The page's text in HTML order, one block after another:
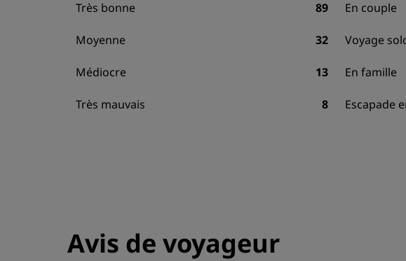
Très bonne 89
Moyenne 32
Médiocre 13
Très mauvais 8
En couple
Voyage
En famille
Escapade
Avis de voyageur